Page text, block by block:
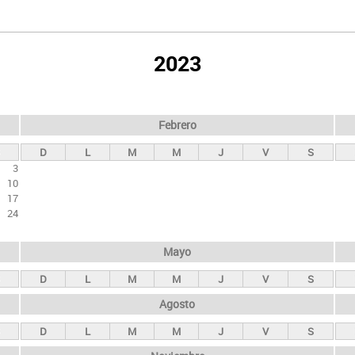
2023
3
10
17
24
Febrero
D L M M J V S
Mayo
D L M M J V S
Agosto
D L M M J V S